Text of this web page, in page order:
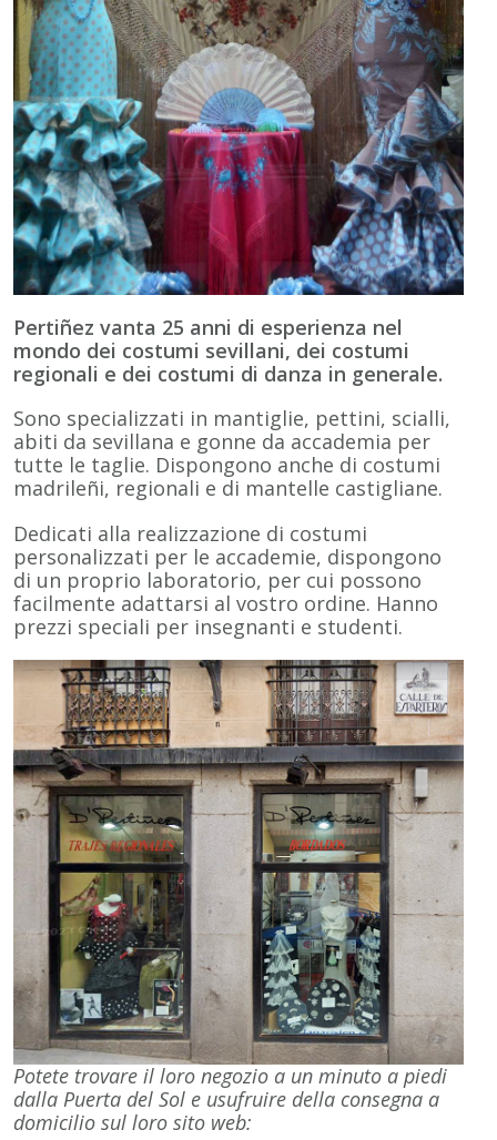
Pertiñez vanta 25 anni di esperienza nel
mondo dei costumi sevillani, dei costumi
regionali e dei costumi di danza in generale.
Sono specializzati in mantiglie, pettini, scialli,
abiti da sevillana e gonne da accademia per
tutte le taglie. Dispongono anche di costumi
madrileñi, regionali e di mantelle castigliane.
Dedicati alla realizzazione di costumi
personalizzati per le accademie, dispongono
di un proprio laboratorio, per cui possono
facilmente adattarsi al vostro ordine. Hanno
prezzi speciali per insegnanti e studenti.
Potete trovare il loro negozio a un minuto a piedi
dalla Puerta del Sol e usufruire della consegna a
domicilio sul loro sito web: